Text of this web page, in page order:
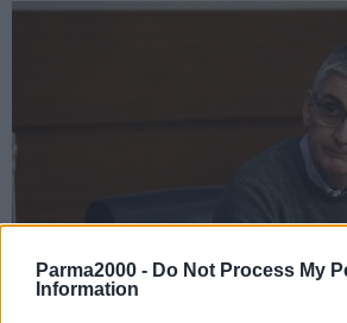
Parma2000 - Do Not Process My
Information